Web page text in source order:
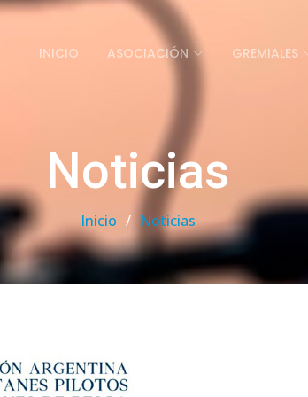
INICIO ASOCIACIÓN GREMIALES
Noticias
Inicio Noticias